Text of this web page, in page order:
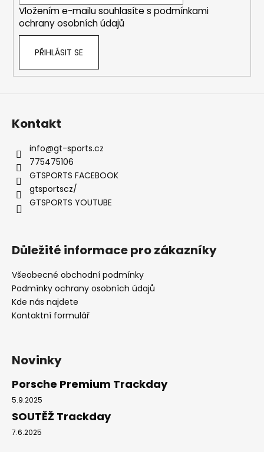
Vložením e-mailu souhlasíte s podmínkami
ochrany osobních údajů
PŘIHLÁSIT SE
Kontakt
info@gt-sports.cz
775475106
GTSPORTS FACEBOOK
gtsportscz/
GTSPORTS YOUTUBE
Důležité informace pro zákazníky
Všeobecné obchodní podmínky
Podmínky ochrany osobních údajů
Kde nás najdete
Kontaktní formulář
Novinky
Porsche Premium Trackday
5.9.2025
SOUTĚŽ Trackday
7.6.2025